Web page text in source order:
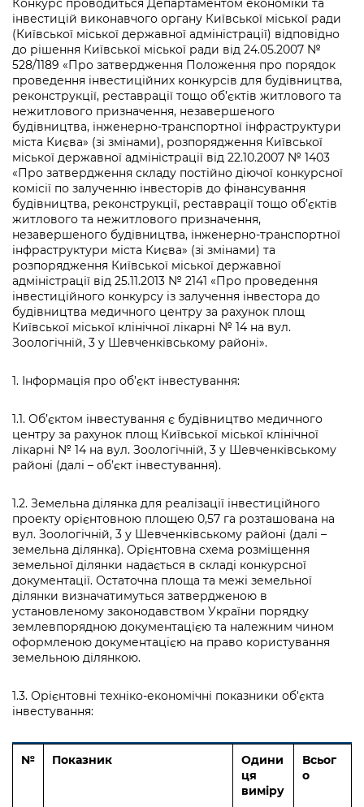
Рішення та розпорядження
Проєкти розпоряджень, що
перебувають на погодженні КМВА
Рішення Київради
Контактна інформація
Графік роботи та прийому громадян
Вакансії
Статистика
Звернення громадян
Регуляторна діяльність
Промисловість і наука Києва
Річні звіти
Гендерна політика
Безбар'єрність
Київська міська військова адміністрація
Освіта та навчальні заклади
Дороги, транспорт та парковки
Навколишнє середовище міста
Містобудування та земельні ділянки
Культура, спорт, дозвілля
Бізнес та ліцензування
Фінанси та бюджет
Безпека та правопорядок
Ритуальні послуги
Іноземцям / For foreigners
Пам'ятки культурної спадщини
Портал Захисників та Захисниць
Безбар'єрність
Портал послуг
Важливе під час воєнного стану
Громадська експертиза
Громадський бюджет
Консультації з громадськістю
Громадська рада
Петиції
Відкритий бюджет
Контактний центр
Допомога учасникам АТО
Рада з питань внутрішньо переміщених
осіб при Київській міській військовій
адміністрації
Уряд» – місцевий рівень»
Важливе під час воєнного стану
Інформація з обмеженим доступом
Подати запит онлайн
Проекти нормативно-правових та
інших актів
Нормативна база
Питання і відповіді про публічну
інформацію
Порядок оскарження рішень, дій чи
бездіяльності розпорядників інформації
Звіти про опрацювання запитів на
публічну інформацію
Інформація для споживачів
Про відкриті дані
Портал даних Києва
Публічні дашборди
Медіагалерея
Підписатися на новини та анонси від
КМДА / Subscribe to announcements
from the KCSA
Порядок акредитації медіа /
Accreditation process
Подати журналістський запит /
Submitting a media request
Зйомки в лікарнях в умовах воєнного
стану / Rules for media coverage of
hospitals at work under martial law
Контакти для медіа / Contacts for mass
media
Портал Послуг
Конкурс проводиться Департаментом економіки та
інвестицій виконавчого органу Київської міської ради
(Київської міської державної адміністрації) відповідно
до рішення Київської міської ради від 24.05.2007 №
528/1189 «Про затвердження Положення про порядок
проведення інвестиційних конкурсів для будівництва,
реконструкції, реставрації тощо об’єктів житлового та
нежитлового призначення, незавершеного
будівництва, інженерно-транспортної інфраструктури
міста Києва» (зі змінами), розпорядження Київської
міської державної адміністрації від 22.10.2007 № 1403
«Про затвердження складу постійно діючої конкурсної
комісії по залученню інвесторів до фінансування
будівництва, реконструкції, реставрації тощо об’єктів
житлового та нежитлового призначення,
незавершеного будівництва, інженерно-транспортної
інфраструктури міста Києва» (зі змінами) та
розпорядження Київської міської державної
адміністрації від 25.11.2013 № 2141 «Про проведення
інвестиційного конкурсу із залучення інвестора до
будівництва медичного центру за рахунок площ
Київської міської клінічної лікарні № 14 на вул.
Зоологічній, 3 у Шевченківському районі».
1. Інформація про об’єкт інвестування:
1.1. Об’єктом інвестування є будівництво медичного
центру за рахунок площ Київської міської клінічної
лікарні № 14 на вул. Зоологічній, 3 у Шевченківському
районі (далі – об’єкт інвестування).
1.2. Земельна ділянка для реалізації інвестиційного
проекту орієнтовною площею 0,57 га розташована на
вул. Зоологічній, 3 у Шевченківському районі (далі –
земельна ділянка). Орієнтовна схема розміщення
земельної ділянки надається в складі конкурсної
документації. Остаточна площа та межі земельної
ділянки визначатимуться затвердженою в
установленому законодавством України порядку
землевпорядною документацією та належним чином
оформленою документацією на право користування
земельною ділянкою.
1.3. Орієнтовні техніко-економічні показники об'єкта
інвестування:
№ Показник
Одини
ця
виміру
Всьог
о